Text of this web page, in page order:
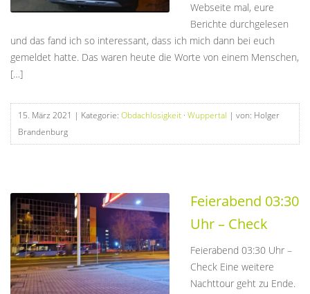
Webseite mal, eure
Berichte durchgelesen
und das fand ich so interessant, dass ich mich dann bei euch
gemeldet hatte. Das waren heute die Worte von einem Menschen,
[…]
15. März 2021 | Kategorie: Obdachlosigkeit · Wuppertal | von: Holger
Brandenburg
Feierabend 03:30
Uhr – Check
Feierabend 03:30 Uhr –
Check Eine weitere
Nachttour geht zu Ende.